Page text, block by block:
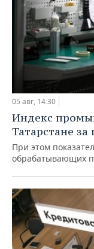
05 авг, 14:30
Индекс
Татарстане за
При этом
обрабатывающих